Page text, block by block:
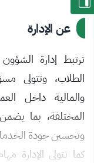
عن الإدارة
ترتبط إدارة
الطلاب، وتتولى
والمالية داخل
المختلفة، بما يضمن
وتحسين جودة
كما تتولى الإدارة